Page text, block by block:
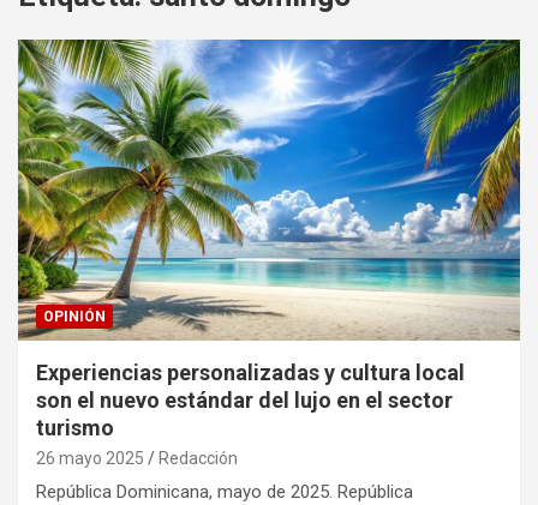
OPINIÓN
Experiencias personalizadas y cultura local
son el nuevo estándar del lujo en el sector
turismo
26 mayo 2025 Redacción
República Dominicana, mayo de 2025. República